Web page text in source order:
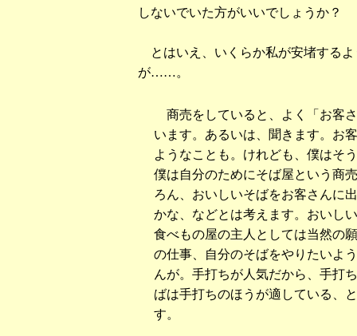
しないでいた方がいいでしょうか？
とはいえ、いくらか私が安堵する
が……。
商売をしていると、よく「お客
います。あるいは、聞きます。お
ようなことも。けれども、僕はそ
僕は自分のためにそば屋という商
ろん、おいしいそばをお客さんに
かな、などとは考えます。おいし
食べもの屋の主人としては当然の
の仕事、自分のそばをやりたいよ
んが。手打ちが人気だから、手打
ばは手打ちのほうが適している、
す。